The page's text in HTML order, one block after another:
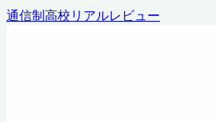
通信制高校リアルレビュー